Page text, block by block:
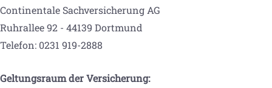
Continentale Sachversicherung AG
Ruhrallee 92 - 44139 Dortmund
Telefon: 0231 919-2888
Geltungsraum der Versicherung: